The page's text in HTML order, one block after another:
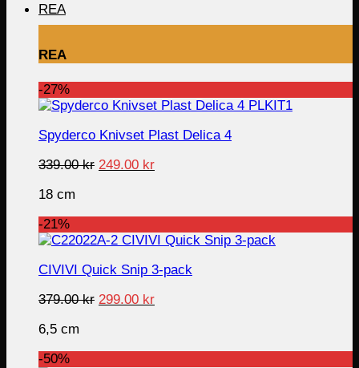
REA
REA
-27%
Spyderco Knivset Plast Delica 4
339.00kr Original
249.00 krCurrent
18 cm
-21%
CIVIVI Quick Snip 3-pack
379.00kr Original
299.00 krCurrent
6,5 cm
-50%